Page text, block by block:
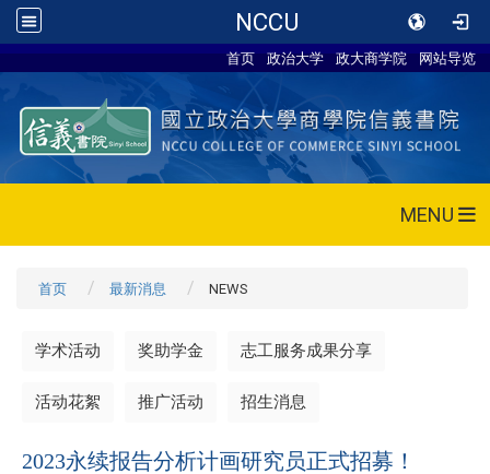
NCCU
首页 政治大学 政大商学院 网站导览
MENU
首页 最新消息 NEWS
学术活动 奖助学金 志工服务成果分享
活动花絮 推广活动 招生消息
2023永续报告分析计画研究员正式招募！